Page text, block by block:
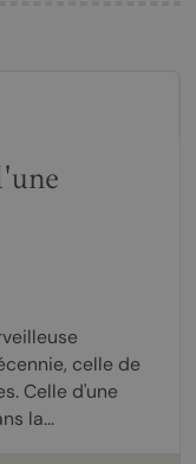
celle de
Celle d'une
la...